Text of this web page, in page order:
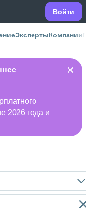
Войти
ЭкспертыКомпании
2026 года и